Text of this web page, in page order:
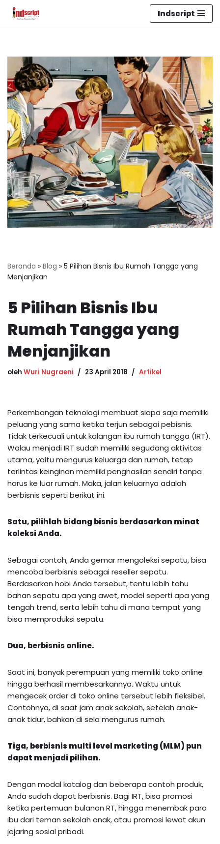
Indscript
Beranda » Blog » 5 Pilihan Bisnis Ibu Rumah Tangga yang
Menjanjikan
5 Pilihan Bisnis Ibu
Rumah Tangga yang
Menjanjikan
oleh Wuri Nugraeni 23 April 2018 Artikel
Perkembangan teknologi membuat siapa saja memiliki
peluang yang sama ketika terjun sebagai pebisnis.
Tidak terkecuali untuk kalangan ibu rumah tangga (IRT).
Walau menjadi IRT sudah memiliki segudang aktivitas
utama, yaitu mengurus keluarga dan rumah, tetap
terlintas keinginan memiliki penghasilan sendiri tanpa
harus ke luar rumah. Maka, jalan keluarnya adalah
berbisnis seperti berikut ini.
Satu, pilihlah bidang bisnis berdasarkan minat
koleksi Anda.
Sebagai contoh, Anda gemar mengoleksi sepatu, bisa
mencoba berbisnis sebagai reseller sepatu.
Berdasarkan hobi Anda tersebut, tentu lebih tahu
bahan sepatu apa yang awet, model seperti apa yang
tengah trend, serta lebih tahu di mana tempat yang
bisa memproduksi sepatu.
Dua, berbisnis online.
Saat ini, banyak perempuan yang memiliki toko online
hingga berhasil membesarkannya. Waktu untuk
mengecek order di toko online tersebut lebih fleksibel.
Contohnya, di saat jam anak sekolah, setelah anak-
anak tidur, bahkan di sela mengurus rumah.
Tiga, berbisnis multi level marketing (MLM) pun
dapat menjadi pilihan.
Dengan modal katalog dan beberapa contoh produk,
Anda sudah dapat berbisnis. Bagi IRT, bisa promosi
ketika pertemuan bulanan RT, hingga menembak para
ibu dari teman sekolah anak, atau promosi lewat akun
jejaring sosial pribadi.